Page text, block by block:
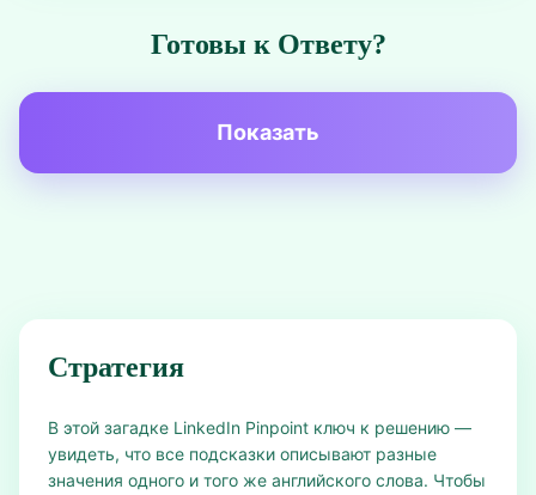
Готовы к Ответу?
Показать
Стратегия
В этой загадке LinkedIn Pinpoint ключ к решению —
увидеть, что все подсказки описывают разные
значения одного и того же английского слова. Чтобы